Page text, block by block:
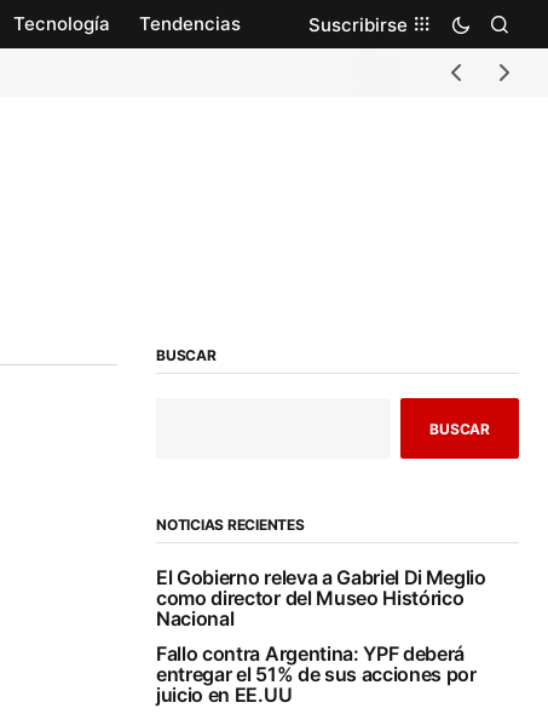
Tecnología Tendencias Suscribirse
BUSCAR
BUSCAR
NOTICIAS RECIENTES
El Gobierno releva a Gabriel Di Meglio
como director del Museo Histórico
Nacional
Fallo contra Argentina: YPF deberá
entregar el 51% de sus acciones por
juicio en EE.UU